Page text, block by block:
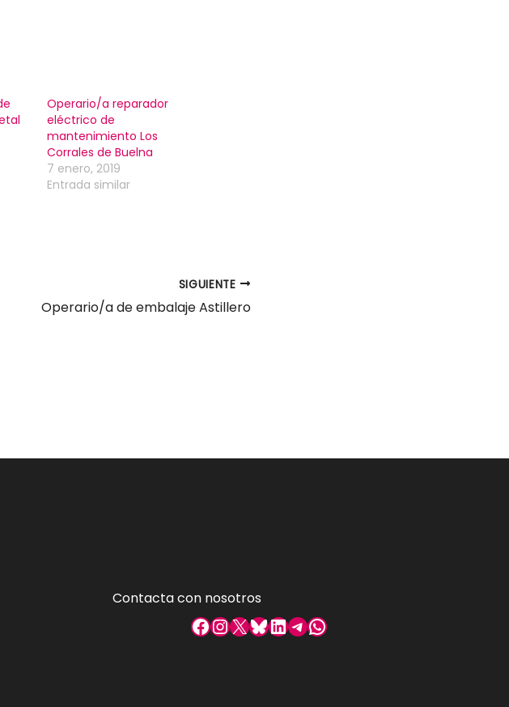
Operario/a reparador
eléctrico de
mantenimiento Los
Corrales de Buelna
7 enero, 2019
Entrada similar
SIGUIENTE
Operario/a de embalaje Astillero
Contacta con nosotros
Facebook
Instagram
X Bluesky
LinkedIn
Telegram
WhatsApp